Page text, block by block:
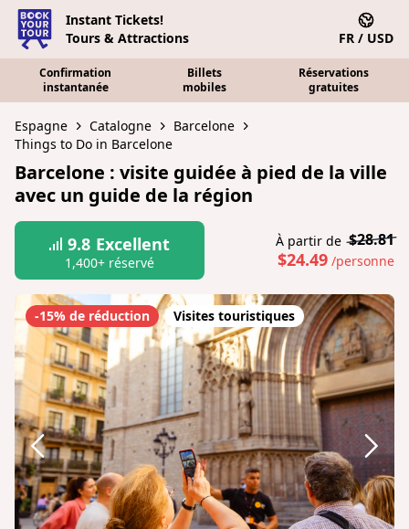
Instant Tickets!
Tours & Attractions
FR / USD
Confirmation
instantanée
Billets
mobiles
Réservations
gratuites
Espagne Catalogne
Barcelone
Things to Do in Barcelone
Barcelone : visite guidée à pied de la ville
avec un guide de la région
9.8 Excellent
1,400+ réservé
À partir de $28.81
$24.49 /personne
-15% de réduction Visites touristiques